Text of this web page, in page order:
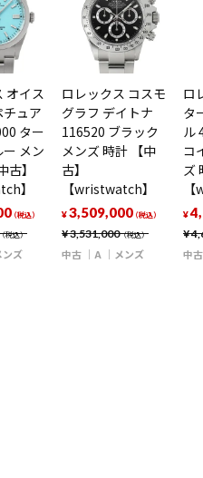
オイス
ュア
ター
メン
古】
】
税込）
（税込）
ンズ
ロレックス コスモ
グラフ デイトナ
116520 ブラック
メンズ 時計 【中
古】
【wristwatch】
¥3,531,000（税込）
¥3,509,000（税込）
中古 A メンズ
ロ
タ
ル
コ
ズ
¥
¥
中古